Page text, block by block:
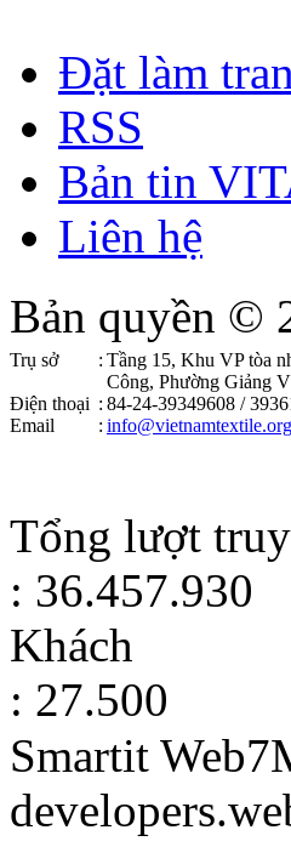
Đặt làm
RSS
Bản tin
Liên hệ
Bản quyền ©
Trụ sở : Tầng 15, Khu VP tòa
Công, Phường Giảng
Điện thoại : 84-24-39349608 /
Email
:
Tổng lượt
: 36.457.930
Khách
: 27.500
Smartit